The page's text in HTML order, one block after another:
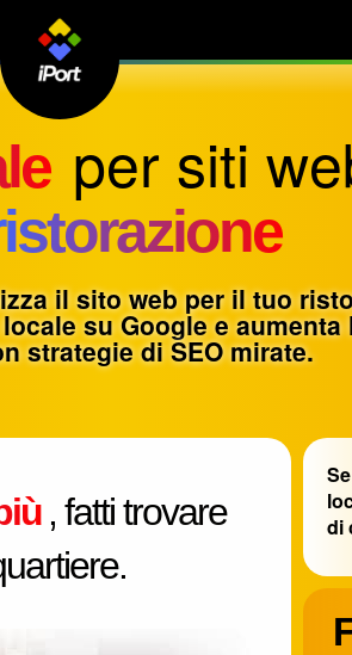
per siti
il sito web per il tuo
su Google e aumenta
strategie di SEO mirate.
, fatti trovare
di